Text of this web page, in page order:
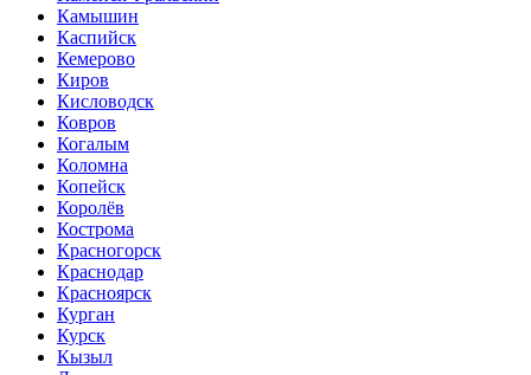
Камышин
Каспийск
Кемерово
Киров
Кисловодск
Ковров
Когалым
Коломна
Копейск
Королёв
Кострома
Красногорск
Краснодар
Красноярск
Курган
Курск
Кызыл